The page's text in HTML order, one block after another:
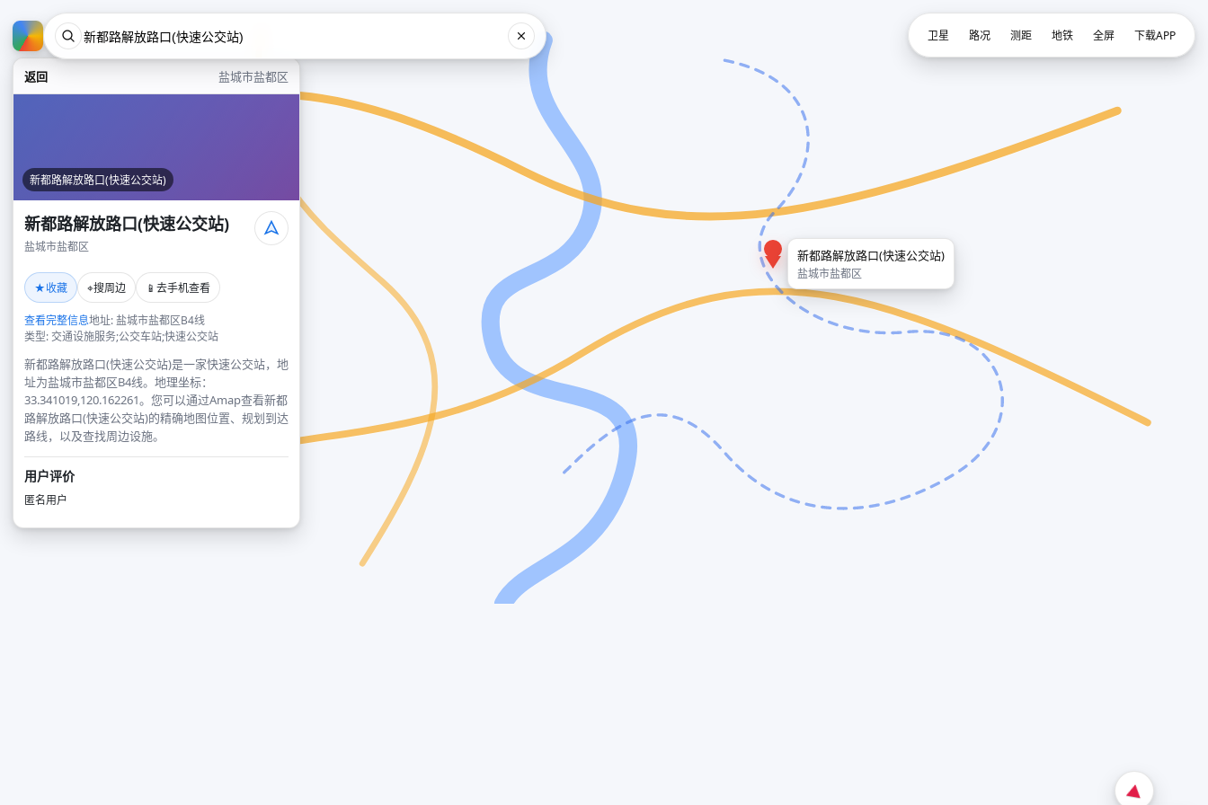
返回 盐城市盐都区
新都路解放路口(快速公交站)
新都路解放路口(快速公交站)
盐城市盐都区
★收藏 ⌖搜周边 📱 去手机查看
查看完整信息地址: 盐城市盐都区B4线
类型: 交通设施服务;公交车站;快速公交站
新都路解放路口(快速公交站)是一家快速公交站，地
址为盐城市盐都区B4线。地理坐标：
33.341019,120.162261。您可以通过Amap查看新都
路解放路口(快速公交站)的精确地图位置、规划到达
路线，以及查找周边设施。
用户评价
匿名用户
新都路解放路口(快速公交站)
盐城市盐都区
卫星 路况 测距 地铁 全屏 下载APP